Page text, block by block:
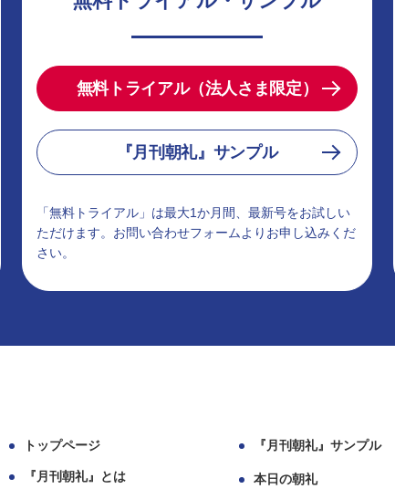
無料トライアル（法人さま限定）
『月刊朝礼』サンプル
「無料トライアル」は最大1か月間、最新号をお試しい
ただけます。お問い合わせフォームよりお申し込みくだ
さい。
トップページ
『月刊朝礼』とは
『月刊朝礼』サンプル
本日の朝礼